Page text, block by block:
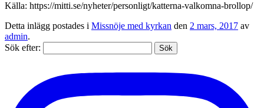
Källa: https://mitti.se/nyheter/personligt/katterna-valkomna-brollop/
Detta inlägg postades i Missnöje med kyrkan den 2 mars, 2017 av
admin.
Sök efter: